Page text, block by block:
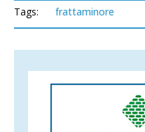
Tags: frattaminore